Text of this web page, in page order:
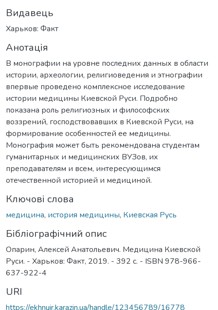
Видавець
Харьков: Факт
Анотація
В монографии на уровне последних данных в области
истории, археологии, религиоведения и этнографии
впервые проведено комплексное исследование
истории медицины Киевской Руси. Подробно
показана роль религиозных и философских
воззрений, господствовавших в Киевской Руси, на
формирование особенностей ее медицины.
Монография может быть рекомендована студентам
гуманитарных и медицинских ВУЗов, их
преподавателям и всем, интересующимся
отечественной историей и медициной.
Ключові слова
медицина, история медицины, Киевская Русь
Бібліографічний опис
Опарин, Алексей Анатольевич. Медицина Киевской
Руси. - Харьков: Факт, 2019. - 392 с. - ISBN 978-966-
637-922-4
URI
https://ekhnuir.karazin.ua/handle/123456789/16778